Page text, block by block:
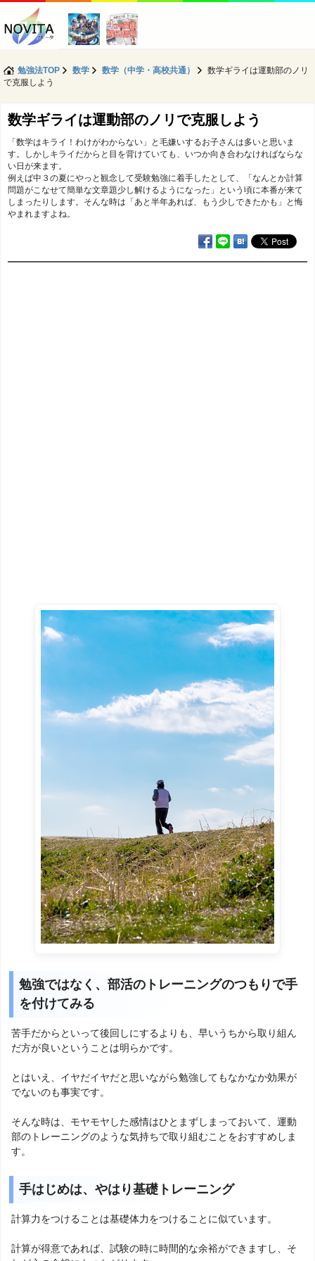
勉強法TOP 数学 数学（中学・高校共通）
数学ギライは運動部のノリ
で克服しよう
数学ギライは運動部のノリで克服しよう
「数学はキライ！わけがわからない」と毛嫌いするお子さんは多いと思いま
す。しかしキライだからと目を背けていても、いつか向き合わなければならな
い日が来ます。
例えば中３の夏にやっと観念して受験勉強に着手したとして、「なんとか計算
問題がこなせて簡単な文章題少し解けるようになった」という頃に本番が来て
しまったりします。そんな時は「あと半年あれば、もう少しできたかも」と悔
やまれますよね。
勉強ではなく、部活のトレーニングのつもりで手
を付けてみる
苦手だからといって後回しにするよりも、早いうちから取り組ん
だ方が良いということは明らかです。
とはいえ、イヤだイヤだと思いながら勉強してもなかなか効果が
でないのも事実です。
そんな時は、モヤモヤした感情はひとまずしまっておいて、運動
部のトレーニングのような気持ちで取り組むことをおすすめしま
す。
手はじめは、やはり基礎トレーニング
計算力をつけることは基礎体力をつけることに似ています。
計算が得意であれば、試験の時に時間的な余裕ができますし、そ